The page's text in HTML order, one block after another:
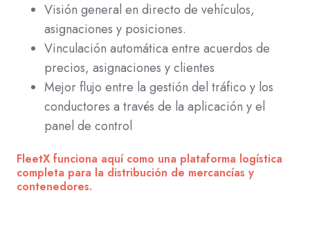
Visión general en directo de vehículos,
asignaciones y posiciones.
Vinculación automática entre acuerdos de
precios, asignaciones y clientes
Mejor flujo entre la gestión del tráfico y los
conductores a través de la aplicación y el
panel de control
FleetX funciona aquí como una plataforma logística
completa para la distribución de mercancías y
contenedores.